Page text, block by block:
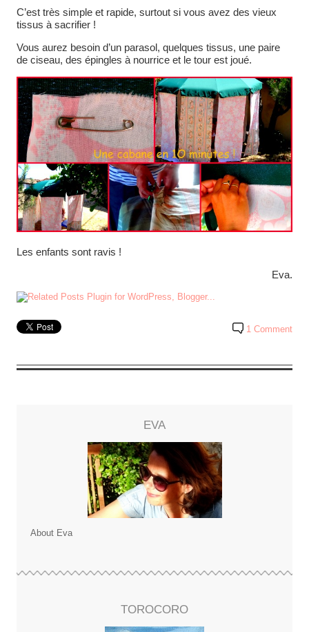
C’est très simple et rapide, surtout si vous avez des vieux
tissus à sacrifier !
Vous aurez besoin d’un parasol, quelques tissus, une paire
de ciseau, des épingles à nourrice et le tour est joué.
Les enfants sont ravis !
Eva.
1 Comment
EVA
About Eva
TOROCORO